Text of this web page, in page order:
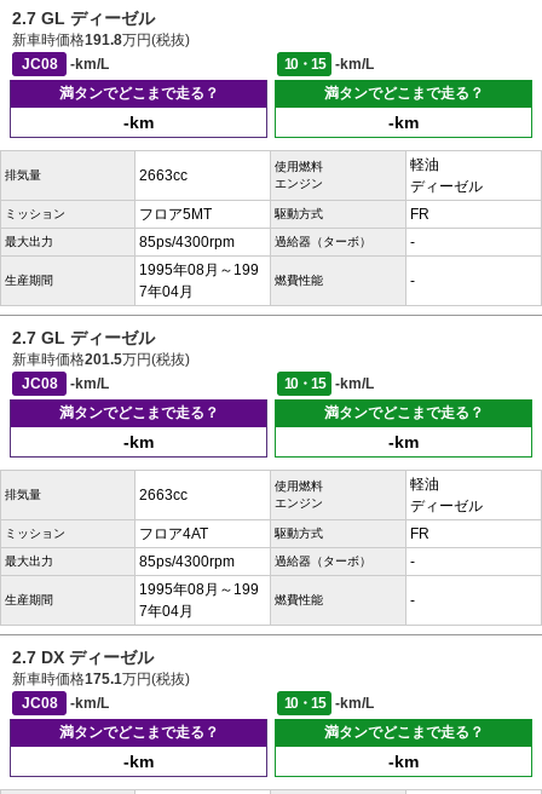
2.7 GL ディーゼル
新車時価格191.8万円(税抜)
JC08
-km/L 10・15
-km/L
満タンでどこまで走る？
-km
満タンでどこまで走る？
-km
排気量 2663cc
使用燃料
エンジン
軽油
ディーゼル
ミッション フロア5MT 駆動方式 FR
最大出力 85ps/4300rpm 過給器（ターボ） -
生産期間
1995年08月～199
7年04月
燃費性能 -
2.7 GL ディーゼル
新車時価格201.5万円(税抜)
JC08
-km/L 10・15
-km/L
満タンでどこまで走る？
-km
満タンでどこまで走る？
-km
排気量 2663cc
使用燃料
エンジン
軽油
ディーゼル
ミッション フロア4AT 駆動方式 FR
最大出力 85ps/4300rpm 過給器（ターボ） -
生産期間
1995年08月～199
7年04月
燃費性能 -
2.7 DX ディーゼル
新車時価格175.1万円(税抜)
JC08
-km/L 10・15
-km/L
満タンでどこまで走る？
-km
満タンでどこまで走る？
-km